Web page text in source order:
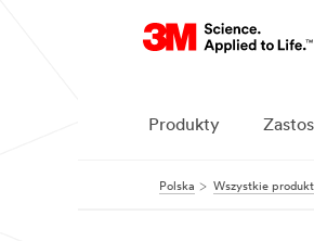
Produkty
Polska Wszystkie